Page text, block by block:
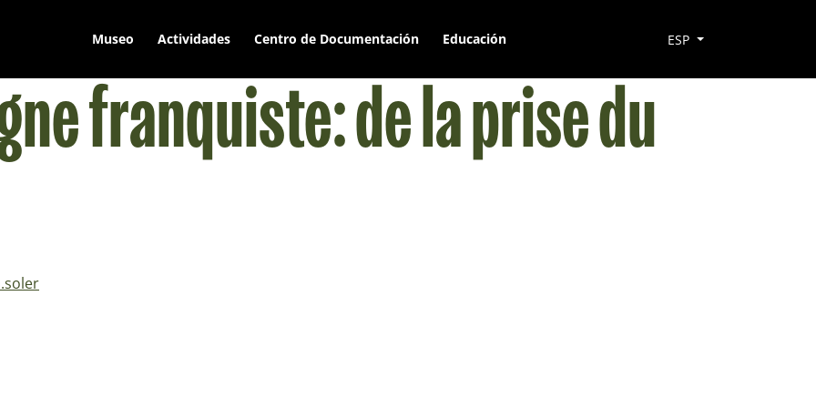
Museo Actividades Centro de Documentación Educación ESP
franquiste: de la prise du